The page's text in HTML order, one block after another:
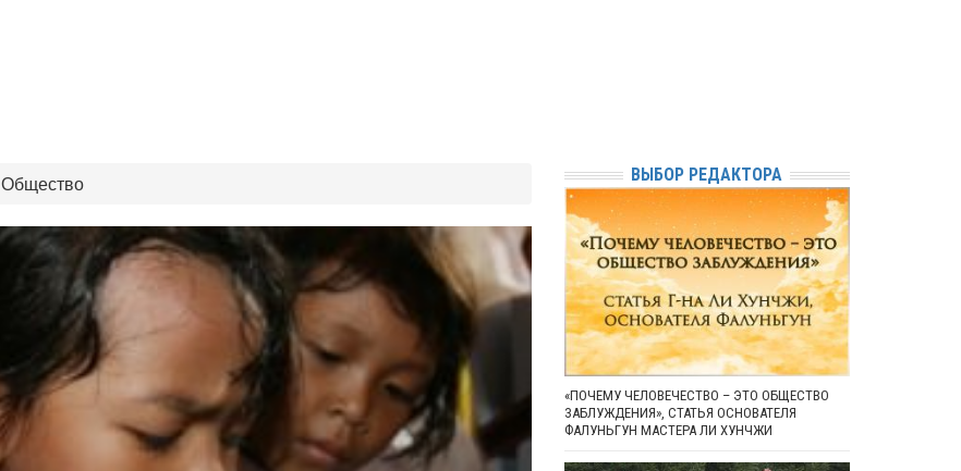
Общество ВЫБОР РЕДАКТОРА
«ПОЧЕМУ ЧЕЛОВЕЧЕСТВО – ЭТО ОБЩЕСТВО
ЗАБЛУЖДЕНИЯ», СТАТЬЯ ОСНОВАТЕЛЯ
ФАЛУНЬГУН МАСТЕРА ЛИ ХУНЧЖИ